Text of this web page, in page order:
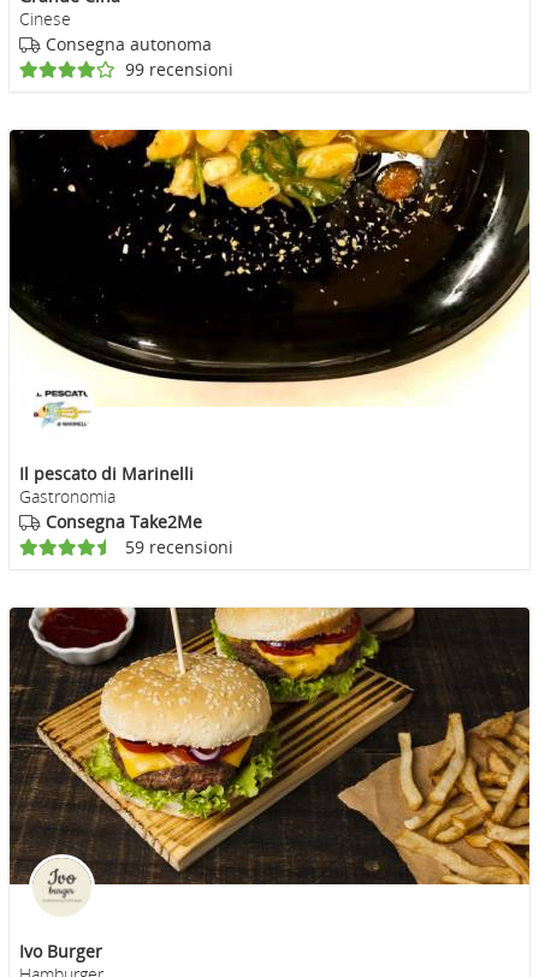
Cinese
Consegna autonoma
99 recensioni
Il pescato di Marinelli
Gastronomia
Consegna Take2Me
59 recensioni
Ivo Burger